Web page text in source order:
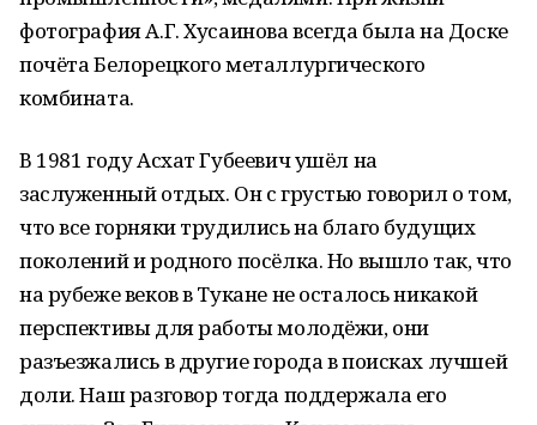
фотография А.Г. Хусаинова всегда была на Доске
почёта Белорецкого металлургического
комбината.
В 1981 году Асхат Губеевич ушёл на
заслуженный отдых. Он с грустью говорил о том,
что все горняки трудились на благо будущих
поколений и родного посёлка. Но вышло так, что
на рубеже веков в Тукане не осталось никакой
перспективы для работы молодёжи, они
разъезжались в другие города в поисках лучшей
доли. Наш разговор тогда поддержала его